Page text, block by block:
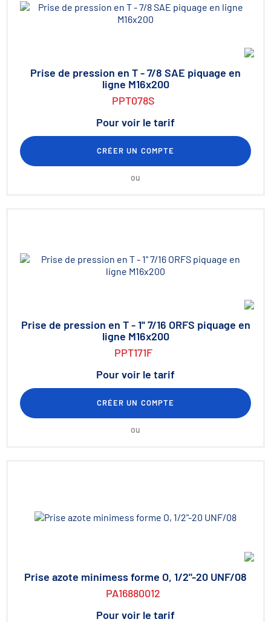
Prise de pression en T - 7/8 SAE piquage en
ligne M16x200
PPT078S
Pour voir le tarif
CRÉER UN COMPTE
ou
Prise de pression en T - 1'' 7/16 ORFS piquage en
ligne M16x200
PPT171F
Pour voir le tarif
CRÉER UN COMPTE
ou
Prise azote minimess forme O, 1/2"-20 UNF/08
PA16880012
Pour voir le tarif